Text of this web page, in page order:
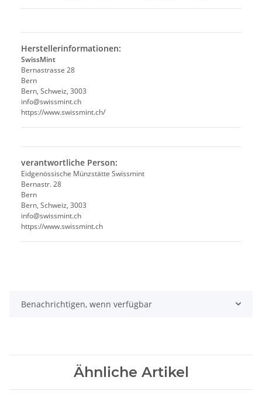
Herstellerinformationen:
SwissMint
Bernastrasse 28
Bern
Bern, Schweiz, 3003
info@swissmint.ch
https://www.swissmint.ch/
verantwortliche Person:
Eidgenössische Münzstätte Swissmint
Bernastr. 28
Bern
Bern, Schweiz, 3003
info@swissmint.ch
https://www.swissmint.ch
Benachrichtigen, wenn verfügbar
Ähnliche Artikel